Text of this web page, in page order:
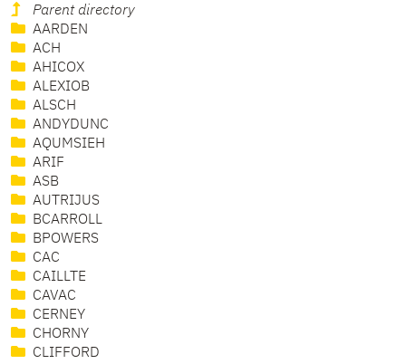
Parent directory
AARDEN
ACH
AHICOX
ALEXIOB
ALSCH
ANDYDUNC
AQUMSIEH
ARIF
ASB
AUTRIJUS
BCARROLL
BPOWERS
CAC
CAILLTE
CAVAC
CERNEY
CHORNY
CLIFFORD